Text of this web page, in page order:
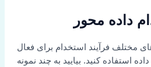
داده محور
مختلف فرآیند استخدام برای فعال
استفاده کنید. بیایید به چند نمونه